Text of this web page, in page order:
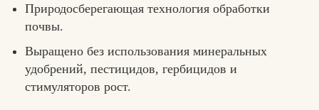
Природосберегающая технология обработки
почвы.
Выращено без использования минеральных
удобрений, пестицидов, гербицидов и
стимуляторов рост.